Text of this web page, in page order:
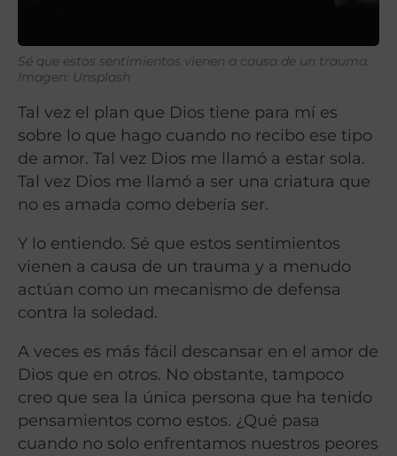
Sé que estos sentimientos vienen a causa de un trauma.
Imagen: Unsplash
Tal vez el plan que Dios tiene para mí es
sobre lo que hago cuando no recibo ese tipo
de amor. Tal vez Dios me llamó a estar sola.
Tal vez Dios me llamó a ser una criatura que
no es amada como debería ser.
Y lo entiendo. Sé que estos sentimientos
vienen a causa de un trauma y a menudo
actúan como un mecanismo de defensa
contra la soledad.
A veces es más fácil descansar en el amor de
Dios que en otros. No obstante, tampoco
creo que sea la única persona que ha tenido
pensamientos como estos. ¿Qué pasa
cuando no solo enfrentamos nuestros peores